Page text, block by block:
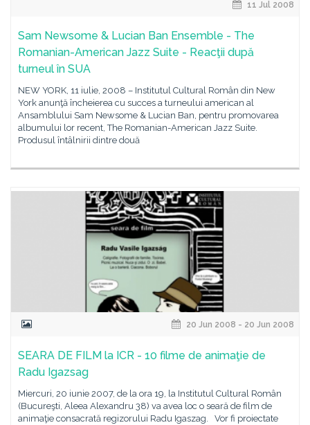
11 Jul 2008
Sam Newsome & Lucian Ban Ensemble - The
Romanian-American Jazz Suite - Reacţii după
turneul în SUA
NEW YORK, 11 iulie, 2008 – Institutul Cultural Român din New
York anunţă încheierea cu succes a turneului american al
Ansamblului Sam Newsome & Lucian Ban, pentru promovarea
albumului lor recent, The Romanian-American Jazz Suite.
Produsul întâlnirii dintre două
20 Jun 2008 - 20 Jun 2008
SEARA DE FILM la ICR - 10 filme de animaţie de
Radu Igazsag
Miercuri, 20 iunie 2007, de la ora 19, la Institutul Cultural Român
(Bucureşti, Aleea Alexandru 38) va avea loc o seară de film de
animaţie consacrată regizorului Radu Igaszag. Vor fi proiectate